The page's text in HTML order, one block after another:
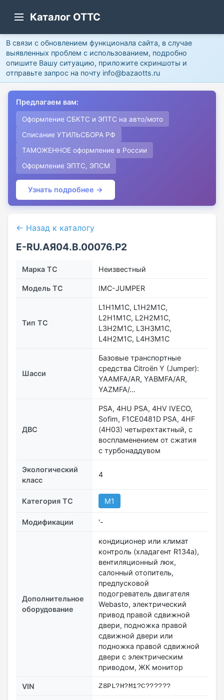
Каталог ОТТС
В связи с обновлением функционала сайта, в случае
выявленных проблем с использованием, подробно
опишите Вашу ситуацию, приложите скриншоты и
отправьте запрос на почту info@bazaotts.ru
Предлагаем вам:
Оформление СБКТС и ЭПТС на авто/мото
Списание УТИЛЬСБОРА РФ
ТАМОЖЕННОЕ оформление в России
Оформление ЭПТС, ЭПСМ
Узнать подробнее →
← Назад к каталогу
Е-RU.АЯ04.В.00076.Р2
Марка ТС Неизвестный
Модель ТС IMC-JUMPER
Тип ТС
L1H1M1C, L1H2M1C,
L2H1M1C, L2H2M1C,
L3H2M1C, L3H3M1C,
L4H2M1C, L4H3M1C
Шасси
Базовые транспортные
средства Citroën Y (Jumper):
YAAMFA/AR, YABMFA/AR,
YAZMFA/…
ДВС
PSA, 4HU PSA, 4HV IVECO,
Sofim, F1CE0481D PSA, 4HF
(4H03) четырехтактный, с
воспламенением от сжатия
с турбонаддувом
Экологический
класс
4
Категория ТС М1
Модификации '-
Дополнительное
оборудование
кондиционер или климат
контроль (хладагент R134a),
вентиляционный люк,
салонный отопитель,
предпусковой
подогреватель двигателя
Webasto, электрический
привод правой сдвижной
двери, подножка правой
сдвижной двери или
подножка правой сдвижной
двери с электрическим
приводом, ЖК монитор
VIN Z8PL?H?М1?С??????